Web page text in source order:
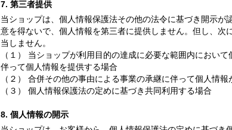
7. 第三者提供
当ショップは、個人情報保護法その他の法令に基づき開示が
意を得ないで、個人情報を第三者に提供しません。但し、
当しません。
（１） 当ショップが利用目的の達成に必要な範囲内におい
伴って個人情報を提供する場合
（２） 合併その他の事由による事業の承継に伴って個人情報
（３） 個人情報保護法の定めに基づき共同利用する場合
8. 個人情報の開示